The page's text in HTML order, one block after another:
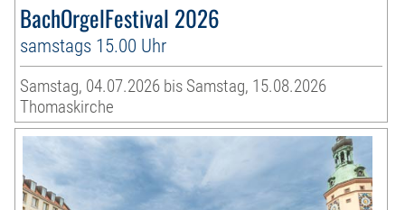
BachOrgelFestival 2026
samstags 15.00 Uhr
Samstag, 04.07.2026 bis Samstag, 15.08.2026
Thomaskirche